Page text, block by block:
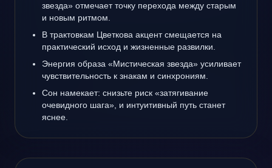
звезда» отмечает точку перехода между старым
и новым ритмом.
В трактовкам Цветкова акцент смещается на
практический исход и жизненные развилки.
Энергия образа «Мистическая звезда» усиливает
чувствительность к знакам и синхрониям.
Сон намекает: снизьте риск «затягивание
очевидного шага», и интуитивный путь станет
яснее.